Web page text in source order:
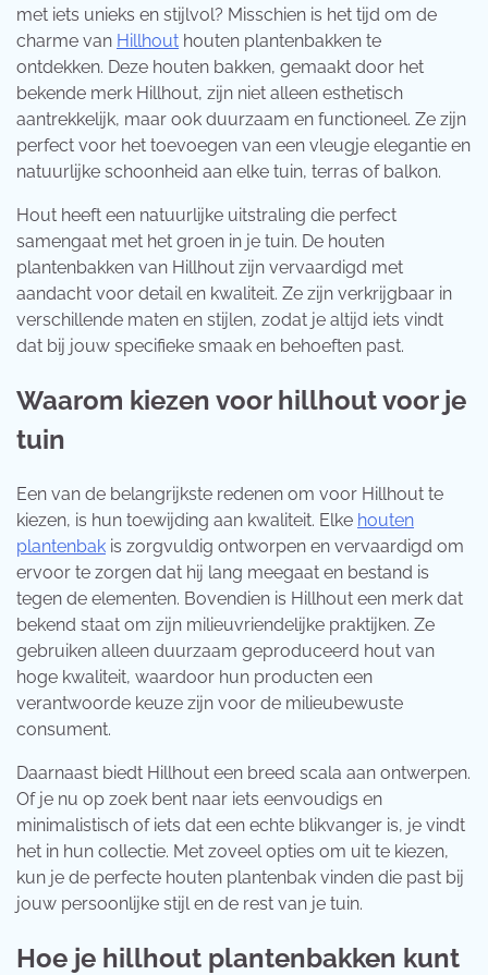
met iets unieks en stijlvol? Misschien is het tijd om de
charme van Hillhout houten plantenbakken te
ontdekken. Deze houten bakken, gemaakt door het
bekende merk Hillhout, zijn niet alleen esthetisch
aantrekkelijk, maar ook duurzaam en functioneel. Ze zijn
perfect voor het toevoegen van een vleugje elegantie en
natuurlijke schoonheid aan elke tuin, terras of balkon.
Hout heeft een natuurlijke uitstraling die perfect
samengaat met het groen in je tuin. De houten
plantenbakken van Hillhout zijn vervaardigd met
aandacht voor detail en kwaliteit. Ze zijn verkrijgbaar in
verschillende maten en stijlen, zodat je altijd iets vindt
dat bij jouw specifieke smaak en behoeften past.
Waarom kiezen voor hillhout voor je
tuin
Een van de belangrijkste redenen om voor Hillhout te
kiezen, is hun toewijding aan kwaliteit. Elke houten
plantenbak is zorgvuldig ontworpen en vervaardigd om
ervoor te zorgen dat hij lang meegaat en bestand is
tegen de elementen. Bovendien is Hillhout een merk dat
bekend staat om zijn milieuvriendelijke praktijken. Ze
gebruiken alleen duurzaam geproduceerd hout van
hoge kwaliteit, waardoor hun producten een
verantwoorde keuze zijn voor de milieubewuste
consument.
Daarnaast biedt Hillhout een breed scala aan ontwerpen.
Of je nu op zoek bent naar iets eenvoudigs en
minimalistisch of iets dat een echte blikvanger is, je vindt
het in hun collectie. Met zoveel opties om uit te kiezen,
kun je de perfecte houten plantenbak vinden die past bij
jouw persoonlijke stijl en de rest van je tuin.
Hoe je hillhout plantenbakken kunt